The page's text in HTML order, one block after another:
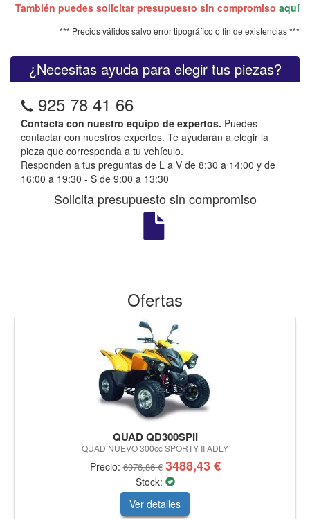
También puedes solicitar presupuesto sin compromiso aquí
*** Precios válidos salvo error tipográfico o fin de existencias ***
¿Necesitas ayuda para elegir tus piezas?
925 78 41 66
Contacta con nuestro equipo de expertos. Puedes
contactar con nuestros expertos. Te ayudarán a elegir la
pieza que corresponda a tu vehículo.
Responden a tus preguntas de L a V de 8:30 a 14:00 y de
16:00 a 19:30 - S de 9:00 a 13:30
Solicita presupuesto sin compromiso
Ofertas
QUAD QD300SPII
QUAD NUEVO 300cc SPORTY II ADLY
Precio:6976,86 € 3488,43 €
Stock:
Ver detalles